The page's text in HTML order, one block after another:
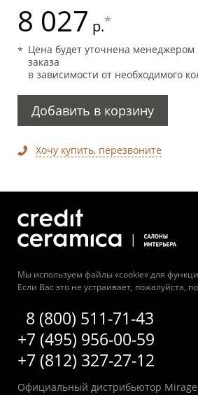
8 027 р.*
Цена будет уточнена
заказа
в зависимости от необходимого
Добавить в корзину
Хочу купить, перезвоните
Мы используем файлы «cookie» для
Если Вас это не устраивает, пожалуйста,
8 (800) 511-71-43
+7 (495) 956-00-59
+7 (812) 327-27-12
Официальный дистрибьютор